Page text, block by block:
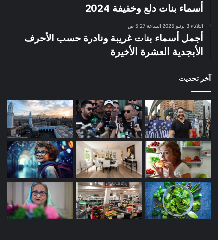
أسماء بنات دلع وخفيفة 2024
الثلاثاء 3 يونيو 2025 الساعة 5:27 ص
أجمل أسماء بنات غريبة ونادرة حسب الأحرف
الأبجدية العشرة الأخيرة
آخر تحديث